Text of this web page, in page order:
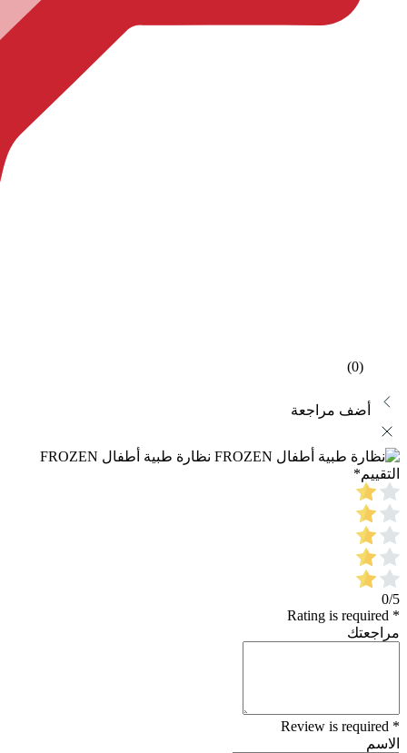
(0)
أضف مراجعة
نظارة طبية أطفال FROZEN
التقييم*
0/5
* Rating is required
مراجعتك
* Review is required
الاسم